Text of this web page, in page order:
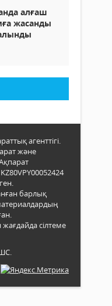
алғаш
жасанды
агенттігі.
және
барлық
сілтеме